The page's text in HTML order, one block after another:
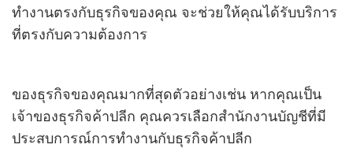
ทำงานตรงกับธุรกิจของคุณ จะช่วยให้คุณได้รับบริการ
ที่ตรงกับความต้องการ
ของธุรกิจของคุณมากที่สุดตัวอย่างเช่น หากคุณเป็น
เจ้าของธุรกิจค้าปลีก คุณควรเลือกสำนักงานบัญชีที่มี
ประสบการณ์การทำงานกับธุรกิจค้าปลีก